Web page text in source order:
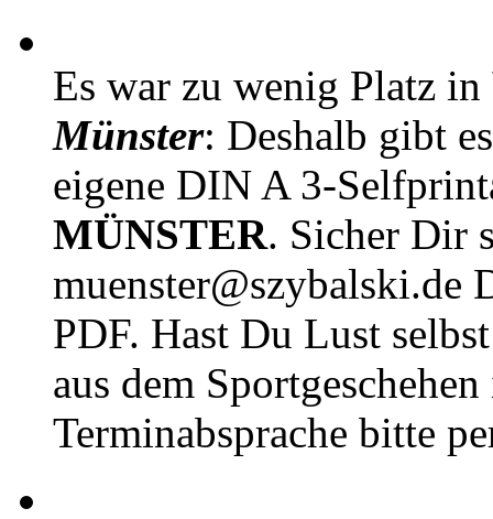
Es war zu wenig Platz in
Münster: Deshalb gibt
eigene DIN A 3-
MÜNSTER. Sicher Dir
muenster@szybalski.de
PDF. Hast Du Lust
aus dem
Terminabsprache bitte